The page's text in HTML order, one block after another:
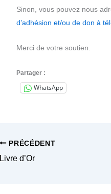
Sinon, vous pouvez nous
d’adhésion et/ou de don à
Merci de votre soutien.
Partager :
WhatsApp
PRÉCÉDENT
Livre d’Or